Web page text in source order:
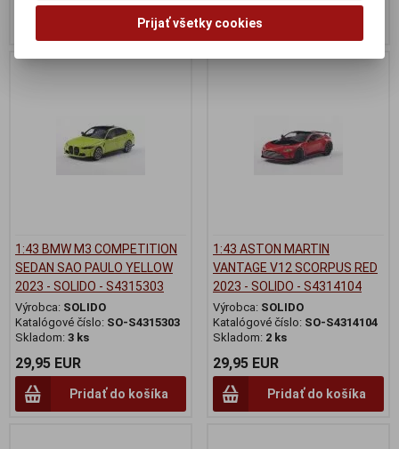
Pridať do košíka
1:43 BMW M3 COMPETITION
SEDAN SAO PAULO YELLOW
2023 - SOLIDO - S4315303
Výrobca: SOLIDO
Katalógové číslo: SO-S4315303
Skladom: 3 ks
29,95 EUR
Pridať do košíka
1:43 ASTON MARTIN
VANTAGE V12 SCORPUS RED
2023 - SOLIDO - S4314104
Výrobca: SOLIDO
Katalógové číslo: SO-S4314104
Skladom: 2 ks
29,95 EUR
Pridať do košíka
Prijať všetky cookies